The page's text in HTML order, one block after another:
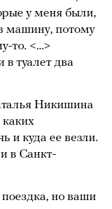
у меня были,
машину, потому
то. <…>
в туалет два
Никишина
и куда ее везли.
в Санкт-
поездка, но ваши